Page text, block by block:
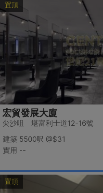
置頂
宏貿發展大廈
尖沙咀 堪富利士道12-16號
建築 5500呎 @$31
實用 --
置頂